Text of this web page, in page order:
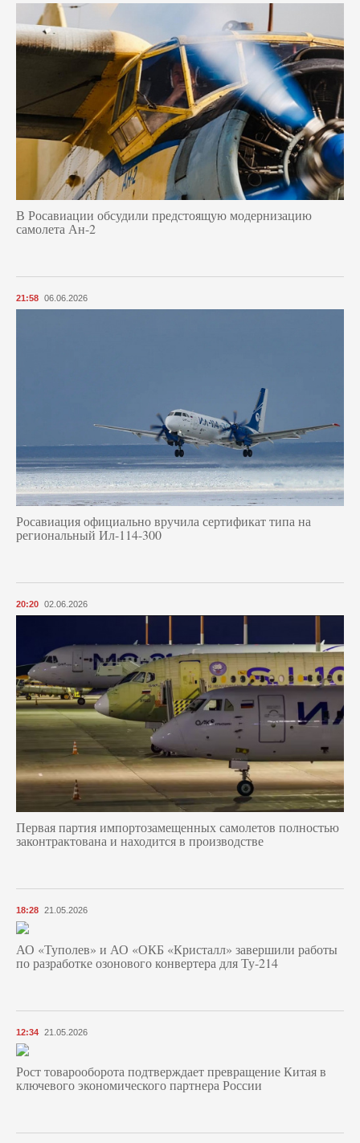
В Росавиации обсудили предстоящую модернизацию
самолета Ан-2
21:58 06.06.2026
Росавиация официально вручила сертификат типа на
региональный Ил-114-300
20:20 02.06.2026
Первая партия импортозамещенных самолетов полностью
законтрактована и находится в производстве
18:28 21.05.2026
АО «Туполев» и АО «ОКБ «Кристалл» завершили работы
по разработке озонового конвертера для Ту-214
12:34 21.05.2026
Рост товарооборота подтверждает превращение Китая в
ключевого экономического партнера России